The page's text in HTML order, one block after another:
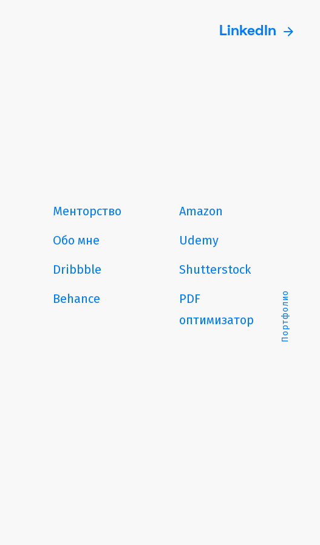
Портфолио
LinkedIn arrow_forward
Менторство
Обо мне
Dribbble
Behance
Amazon
Udemy
Shutterstock
PDF
оптимизатор